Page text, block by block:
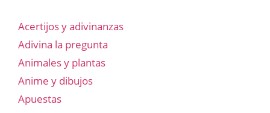
Acertijos y adivinanzas
Adivina la pregunta
Animales y plantas
Anime y dibujos
Apuestas